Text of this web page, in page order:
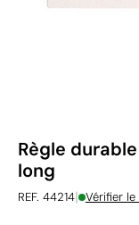
Règle
long
REF. 44214| Vérifier